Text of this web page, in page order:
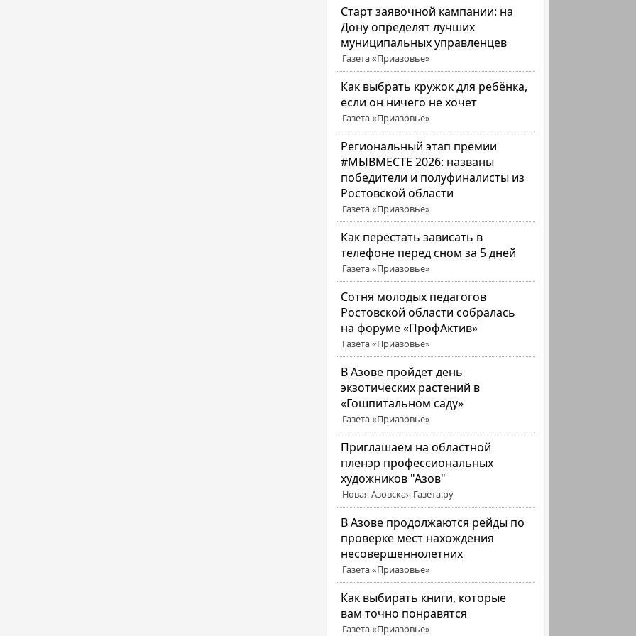
Старт заявочной кампании: на
Дону определят лучших
муниципальных управленцев
Газета «Приазовье»
Как выбрать кружок для ребёнка,
если он ничего не хочет
Газета «Приазовье»
Региональный этап премии
#МЫВМЕСТЕ 2026: названы
победители и полуфиналисты из
Ростовской области
Газета «Приазовье»
Как перестать зависать в
телефоне перед сном за 5 дней
Газета «Приазовье»
Сотня молодых педагогов
Ростовской области собралась
на форуме «ПрофАктив»
Газета «Приазовье»
В Азове пройдет день
экзотических растений в
«Гошпитальном саду»
Газета «Приазовье»
Приглашаем на областной
пленэр профессиональных
художников "Азов"
Новая Азовская Газета.ру
В Азове продолжаются рейды по
проверке мест нахождения
несовершеннолетних
Газета «Приазовье»
Как выбирать книги, которые
вам точно понравятся
Газета «Приазовье»